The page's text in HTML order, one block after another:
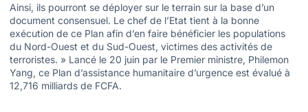
Ainsi, ils pourront se déployer sur le terrain sur la base d’un
document consensuel. Le chef de l’Etat tient à la bonne
exécution de ce Plan afin d’en faire bénéficier les populations
du Nord-Ouest et du Sud-Ouest, victimes des activités de
terroristes. » Lancé le 20 juin par le Premier ministre, Philemon
Yang, ce Plan d’assistance humanitaire d’urgence est évalué à
12,716 milliards de FCFA.